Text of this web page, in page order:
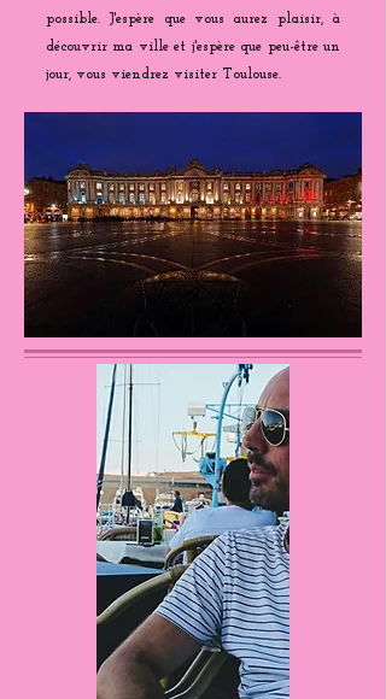
possible. J'espère que vous aurez plaisir, à
découvrir ma ville et j'espère que peu-être un
jour, vous viendrez visiter Toulouse.